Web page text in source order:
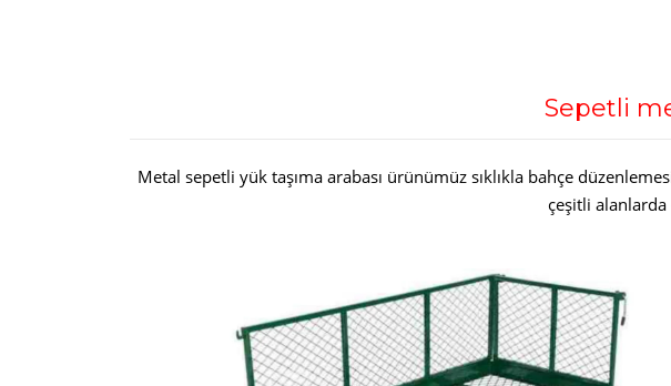
Sepetli
Metal sepetli yük taşıma arabası ürünümüz sıklıkla bahçe
çeşitli